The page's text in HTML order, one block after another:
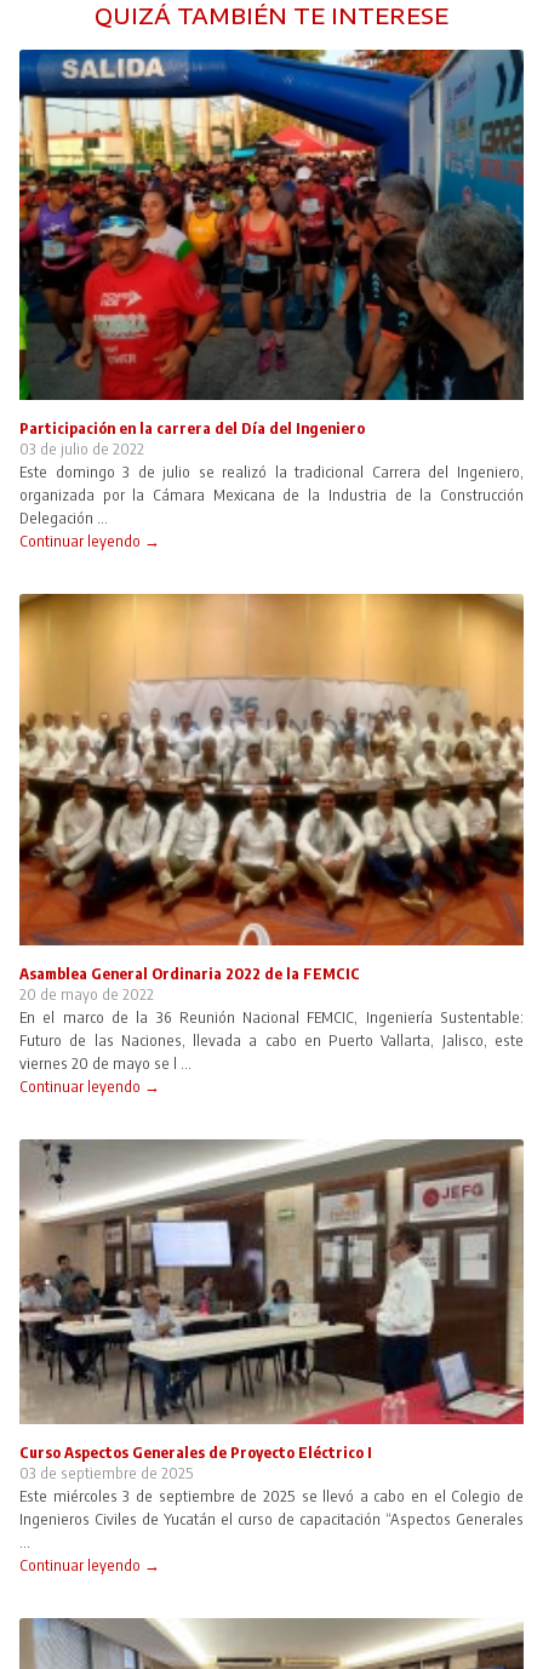
QUIZÁ TAMBIÉN TE INTERESE
Participación en la carrera del Día del Ingeniero
03 de julio de 2022
Este domingo 3 de julio se realizó la tradicional Carrera del Ingeniero,
organizada por la Cámara Mexicana de la Industria de la Construcción
Delegación ...
Continuar leyendo →
Asamblea General Ordinaria 2022 de la FEMCIC
20 de mayo de 2022
En el marco de la 36 Reunión Nacional FEMCIC, Ingeniería Sustentable:
Futuro de las Naciones, llevada a cabo en Puerto Vallarta, Jalisco, este
viernes 20 de mayo se l ...
Continuar leyendo →
Curso Aspectos Generales de Proyecto Eléctrico I
03 de septiembre de 2025
Este miércoles 3 de septiembre de 2025 se llevó a cabo en el Colegio de
Ingenieros Civiles de Yucatán el curso de capacitación “Aspectos Generales
Continuar leyendo →